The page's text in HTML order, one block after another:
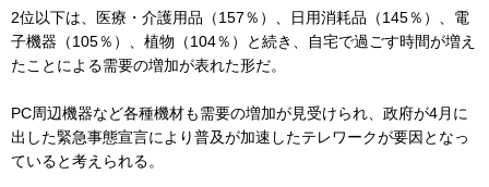
2位以下は、医療・介護用品（157％）、日用消耗品（145％）、電
子機器（105％）、植物（104％）と続き、自宅で過ごす時間が増え
たことによる需要の増加が表れた形だ。
PC周辺機器など各種機材も需要の増加が見受けられ、政府が4月に
出した緊急事態宣言により普及が加速したテレワークが要因となっ
ていると考えられる。